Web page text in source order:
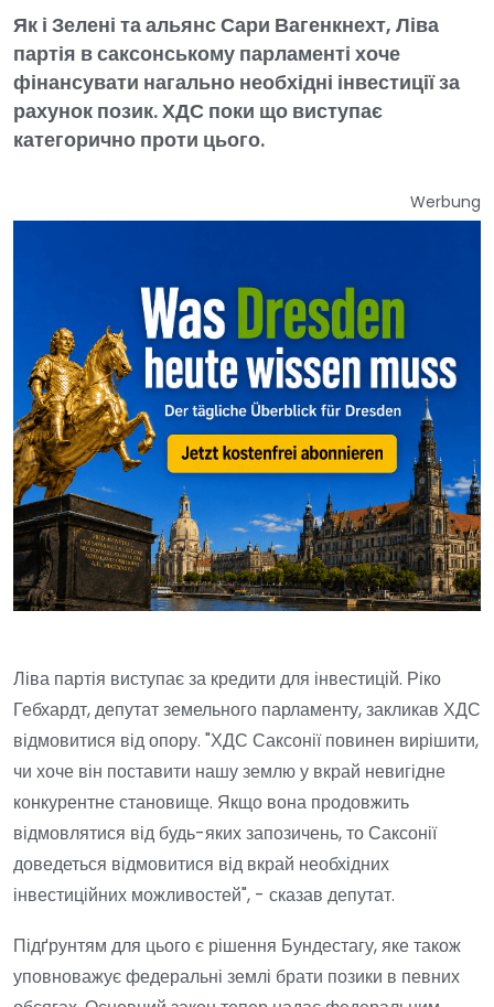
Як і Зелені та альянс Сари Вагенкнехт, Ліва
партія в саксонському парламенті хоче
фінансувати нагально необхідні інвестиції за
рахунок позик. ХДС поки що виступає
категорично проти цього.
Werbung
Ліва партія виступає за кредити для інвестицій. Ріко
Гебхардт, депутат земельного парламенту, закликав ХДС
відмовитися від опору. "ХДС Саксонії повинен вирішити,
чи хоче він поставити нашу землю у вкрай невигідне
конкурентне становище. Якщо вона продовжить
відмовлятися від будь-яких запозичень, то Саксонії
доведеться відмовитися від вкрай необхідних
інвестиційних можливостей", - сказав депутат.
Підґрунтям для цього є рішення Бундестагу, яке також
уповноважує федеральні землі брати позики в певних